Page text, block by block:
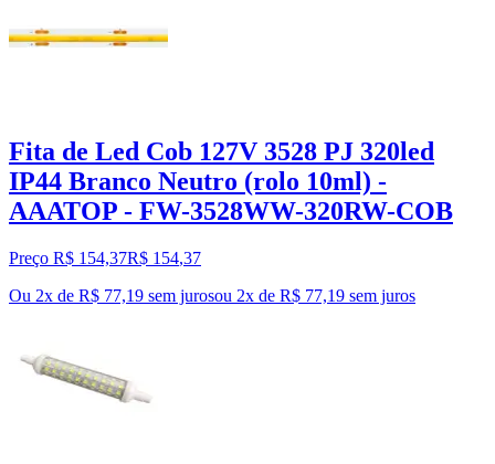
Fita de Led Cob 127V 3528 PJ 320led
IP44 Branco Neutro (rolo 10ml) -
AAATOP - FW-3528WW-320RW-COB
Preço R$ 154,37R$ 154,37
Ou 2x de R$ 77,19 sem jurosou 2x de R$ 77,19 sem juros